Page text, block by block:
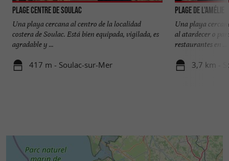
Plage Centre de Soulac
Una playa cercana al centro de la localidad
costera de Soulac. Está bien equipada, vigilada, es
agradable y ...
417 m - Soulac-sur-Mer
Plage de l'Amélie
Una playa
al atardecer o
restaurantes en ...
3,7 km -